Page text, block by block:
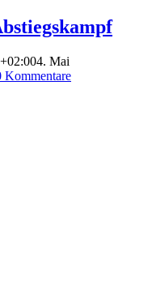
4. Mai
Kommentare